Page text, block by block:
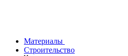
Материалы
Строительство